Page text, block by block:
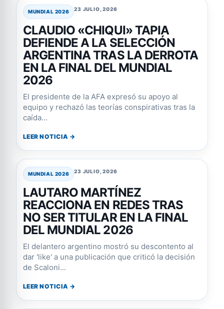
MUNDIAL 2026 23 JULIO, 2026
CLAUDIO «CHIQUI» TAPIA
DEFIENDE A LA SELECCIÓN
ARGENTINA TRAS LA DERROTA
EN LA FINAL DEL MUNDIAL
2026
El presidente de la AFA expresó su apoyo al
equipo y rechazó las teorías conspirativas tras la
caída...
LEER NOTICIA →
MUNDIAL 2026 23 JULIO, 2026
LAUTARO MARTÍNEZ
REACCIONA EN REDES TRAS
NO SER TITULAR EN LA FINAL
DEL MUNDIAL 2026
El delantero argentino mostró su descontento al
dar 'like' a una publicación que criticó la decisión
de Scaloni...
LEER NOTICIA →